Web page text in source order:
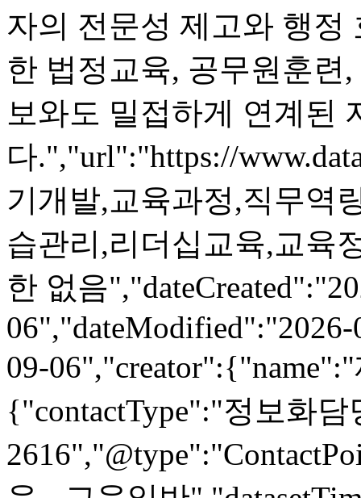
자의 전문성 제고와 행정
한 법정교육, 공무원훈련
보와도 밀접하게 연계된
다.","url":"https://
기개발,교육과정,직무역
습관리,리더십교육,교육
한 없음
09-
{"contactType":"정보화담